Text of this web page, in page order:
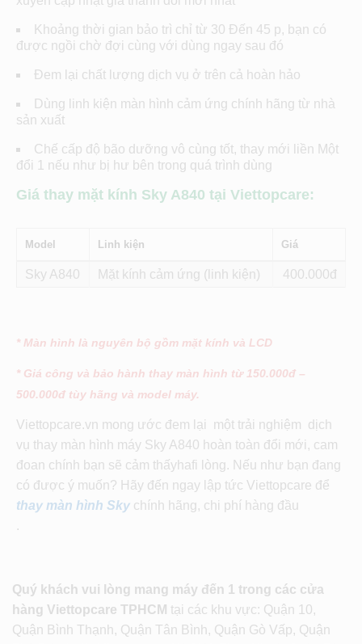
Khoảng thời gian bảo trì chỉ từ 30 Đến 45 p, bạn có
được ngồi chờ đợi cùng với dùng ngay sau đó
Đem lại chất lượng dịch vụ ở trên cả hoàn hảo
Dùng linh kiện màn hình cảm ứng chính hãng từ nhà
sản xuất
Chế cấp độ bão dưỡng vô cùng tốt, thay mới liền Một
đổi 1 nếu như bị hư bên trong quá trình dùng
Giá thay mặt kính Sky A840 tại Viettopcare:
Model Linh kiện Giá
Sky A840 Mặt kính cảm ứng (linh kiện) 400
* Màn hình là nguyên bộ gồm mặt kính và LCD
* Giá công và bảo hành thay màn hình từ 150.000đ –
500.000đ tùy hãng và model máy.
Viettopcare.vn mong ước đem lại một trải nghiệm dịch
vụ thay màn hình máy Sky A840 hoàn toàn đổi mới, cam
đoan chính bạn sẽ cảm thấyhafi lòng. Nếu như bạn đang
có được ý muốn? Hãy đến ngay lập tức Viettopcare để
thay màn hình Sky chính hãng, chi phí hàng đầu
.
Quý khách vui lòng mang máy đến 1 trong các cửa
hàng Viettopcare TPHCM tại các khu vực: Quận 10,
Quận Bình Thạnh, Quận Tân Bình, Quận Gò Vấp, Quận